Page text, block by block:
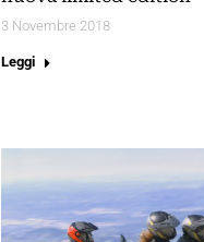
3 Novembre 2018
Leggi